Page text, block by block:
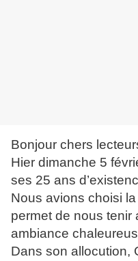
Bonjour chers
Hier dimanche 5
ses 25 ans
Nous avions choisi
permet de nous tenir
ambiance
Dans son allocution,